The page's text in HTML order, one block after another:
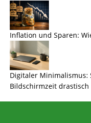
Inflation und Sparen:
Digitaler Minimalismus:
Bildschirmzeit drastisch